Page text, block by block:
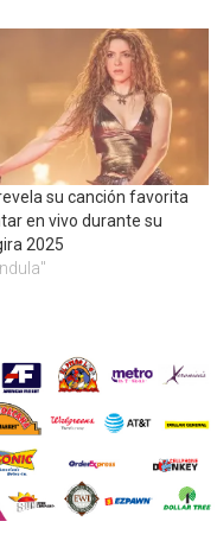
su canción favorita
en vivo durante su
2025